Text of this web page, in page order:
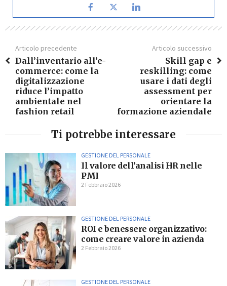
Articolo precedente
Dall’inventario all’e-
commerce: come la
digitalizzazione
riduce l’impatto
ambientale nel
fashion retail
Articolo successivo
Skill gap e
reskilling: come
usare i dati degli
assessment per
orientare la
formazione aziendale
Ti potrebbe interessare
GESTIONE DEL PERSONALE
Il valore dell’analisi HR nelle
PMI
2 Febbraio 2026
GESTIONE DEL PERSONALE
ROI e benessere organizzativo:
come creare valore in azienda
2 Febbraio 2026
GESTIONE DEL PERSONALE